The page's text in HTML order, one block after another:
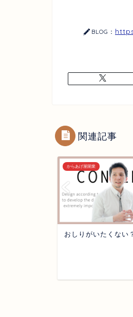
BLOG：
関連記事
からあげ屋開業
おしりがいたくない